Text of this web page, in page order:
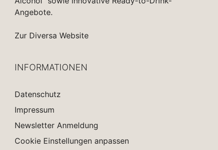
Angebote.
Zur Diversa Website
INFORMATIONEN
Datenschutz
Impressum
Newsletter Anmeldung
Cookie Einstellungen anpassen